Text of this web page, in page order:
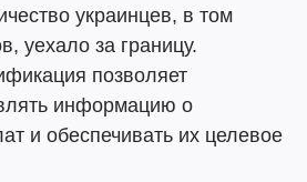
украинцев, в том
уехало за границу.
позволяет
информацию о
и обеспечивать их целевое